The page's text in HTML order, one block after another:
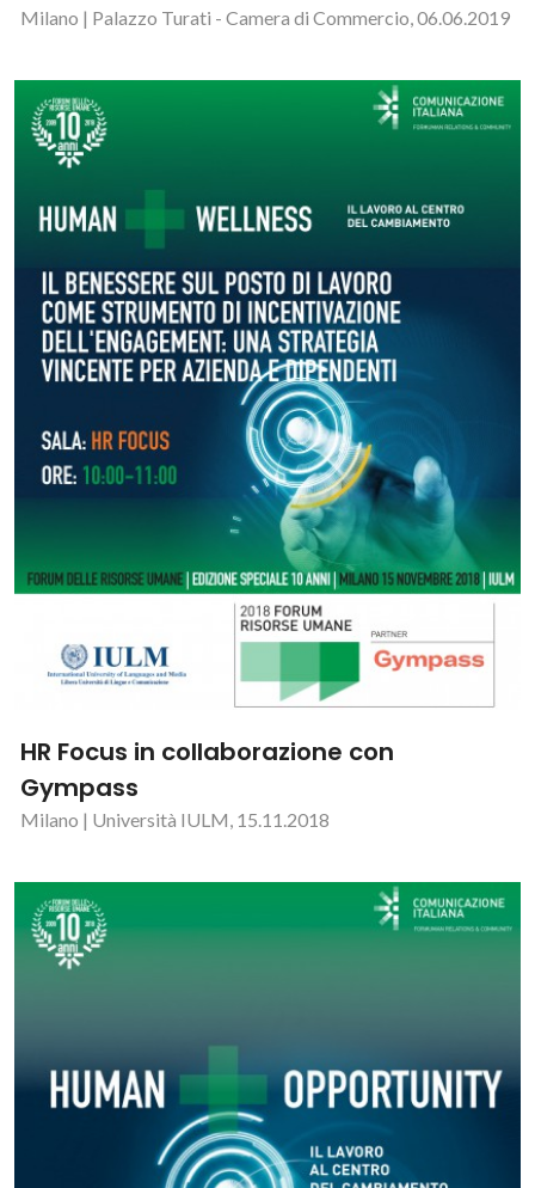
Milano | Palazzo Turati - Camera di Commercio, 06.06.2019
HR Focus in collaborazione con
Gympass
Milano | Università IULM, 15.11.2018